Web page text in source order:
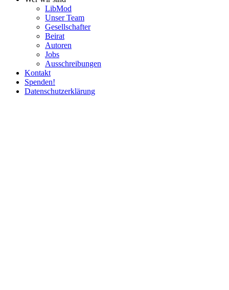
LibMod
Unser Team
Gesell­schafter
Beirat
Autoren
Jobs
Ausschrei­bungen
Kontakt
Spenden!
Daten­schutz­er­klärung